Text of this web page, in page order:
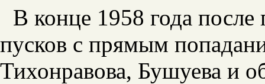
В конце 1958 года
пусков с прямым
Тихонравова, Бушуева и